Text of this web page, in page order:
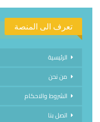
تعرف الى المنصة
الرئيسية
من نحن
الشروط والاحكام
اتصل بنا